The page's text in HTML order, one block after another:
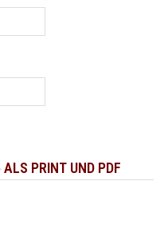
PRINT UND PDF